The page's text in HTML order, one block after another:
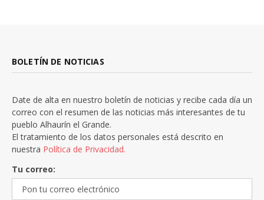
BOLETÍN DE NOTICIAS
Date de alta en nuestro boletín de noticias y recibe cada día un
correo con el resumen de las noticias más interesantes de tu
pueblo Alhaurín el Grande.
El tratamiento de los datos personales está descrito en
nuestra Política de Privacidad.
Tu correo: